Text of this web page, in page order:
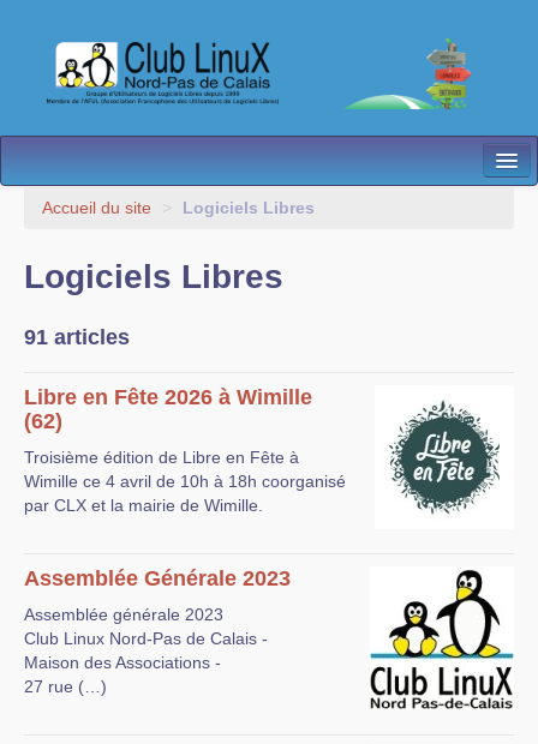
L’Association
Besoin d’Aide ?
Contact
Les antennes
Accueil du site > Logiciels Libres
Logiciels Libres
91 articles
Libre en Fête 2026 à Wimille
(62)
Troisième édition de Libre en Fête à
Wimille ce 4 avril de 10h à 18h coorganisé
par CLX et la mairie de Wimille.
Assemblée Générale 2023
Assemblée générale 2023
Club Linux Nord-Pas de Calais -
Maison des Associations -
27 rue (…)